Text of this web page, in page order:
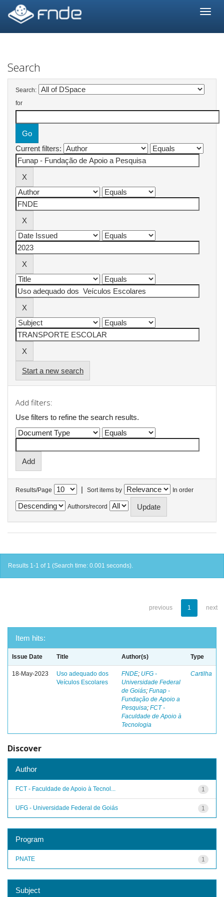
navigation
Search
Search:
for
Current filters:
Start a new search
Add filters:
Use filters to refine the search results.
Results/Page | Sort items by In order
Authors/record
Results 1-1 of 1 (Search time: 0.001 seconds).
previous 1 next
Item hits:
Issue Date Title Author(s) Type
18-May-2023
Uso adequado dos
Veículos Escolares
FNDE; UFG -
Universidade Federal
de Goiás; Funap -
Fundação de Apoio a
Pesquisa; FCT -
Faculdade de Apoio à
Tecnologia
Cartilha
Discover
Author
1
FCT - Faculdade de Apoio à Tecnol...
1
UFG - Universidade Federal de Goiás
Program
1
PNATE
Subject